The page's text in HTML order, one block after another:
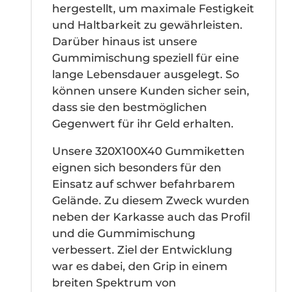
hergestellt, um maximale Festigkeit
und Haltbarkeit zu gewährleisten.
Darüber hinaus ist unsere
Gummimischung speziell für eine
lange Lebensdauer ausgelegt. So
können unsere Kunden sicher sein,
dass sie den bestmöglichen
Gegenwert für ihr Geld erhalten.
Unsere 320X100X40 Gummiketten
eignen sich besonders für den
Einsatz auf schwer befahrbarem
Gelände. Zu diesem Zweck wurden
neben der Karkasse auch das Profil
und die Gummimischung
verbessert. Ziel der Entwicklung
war es dabei, den Grip in einem
breiten Spektrum von